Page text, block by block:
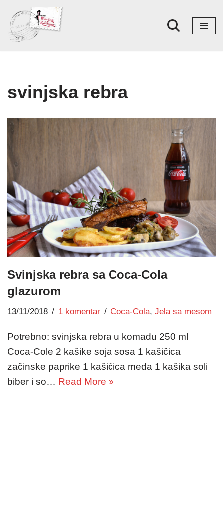
Skoči
na
svinjska rebra
Svinjska rebra sa Coca-Cola
glazurom
13/11/2018 1 komentar Coca-Cola, Jela sa mesom
Potrebno: svinjska rebra u komadu 250 ml
Coca-Cole 2 kašike soja sosa 1 kašičica
začinske paprike 1 kašičica meda 1 kašika soli
biber i so… Read More »